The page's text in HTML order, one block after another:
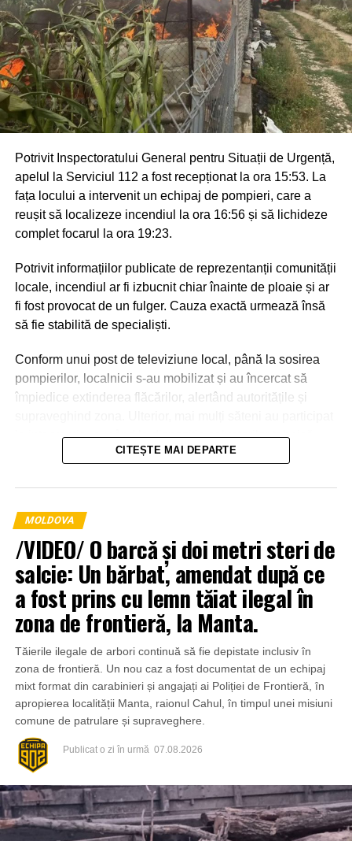
Potrivit Inspectoratului General pentru Situații de Urgență,
apelul la Serviciul 112 a fost recepționat la ora 15:53. La
fața locului a intervenit un echipaj de pompieri, care a
reușit să localizeze incendiul la ora 16:56 și să lichideze
complet focarul la ora 19:23.
Potrivit informațiilor publicate de reprezentanții comunității
locale, incendiul ar fi izbucnit chiar înainte de ploaie și ar
fi fost provocat de un fulger. Cauza exactă urmează însă
să fie stabilită de specialiști.
Conform unui post de televiziune local, până la sosirea
pompierilor, localnicii s-au mobilizat și au încercat să
împiedice extinderea flăcărilor, alertând autoritățile și
la intervenție, punând la dispoziția salvatorilor tehnică
agricolă și transportând apă pentru stingerea incendiului.
CITEȘTE MAI DEPARTE
MOLDOVA
/VIDEO/ O barcă și doi metri steri de
salcie: Un bărbat, amendat după ce
a fost prins cu lemn tăiat ilegal în
zona de frontieră, la Manta.
Tăierile ilegale de arbori continuă să fie depistate inclusiv în
zona de frontieră. Un nou caz a fost documentat de un echipaj
mixt format din carabinieri și angajați ai Poliției de Frontieră, în
apropierea localității Manta, raionul Cahul, în timpul unei misiuni
comune de patrulare și supraveghere.
Publicat o zi în urmă 07.08.2026